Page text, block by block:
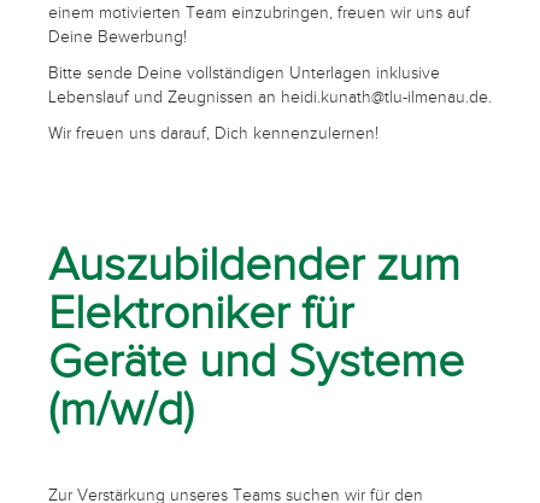
einem motivierten Team einzubringen, freuen wir uns auf
Deine Bewerbung!
Bitte sende Deine vollständigen Unterlagen inklusive
Lebenslauf und Zeugnissen an heidi.kunath@tlu-ilmenau.de.
Wir freuen uns darauf, Dich kennenzulernen!
Auszubildender zum
Elektroniker für
Geräte und Systeme
(m/w/d)
Zur Verstärkung unseres Teams suchen wir für den